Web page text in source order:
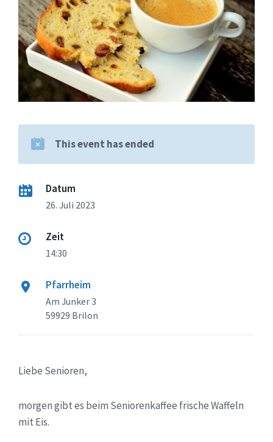
This event has ended
Datum
26. Juli 2023
Zeit
14:30
Pfarrheim
Am Junker 3
59929 Brilon
Liebe Senioren,
morgen gibt es beim Seniorenkaffee frische Waffeln
mit Eis.